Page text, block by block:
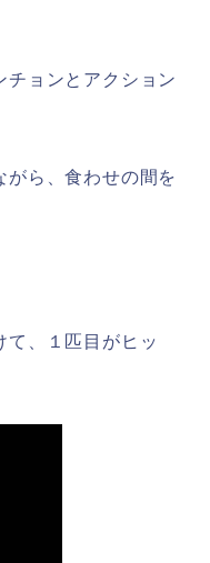
チョンとアクション
がら、食わせの間を
て、１匹目がヒッ